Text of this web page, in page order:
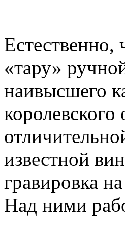
Естественно,
«тару»
наивысшего
королевского
известной
гравировка
Над ними